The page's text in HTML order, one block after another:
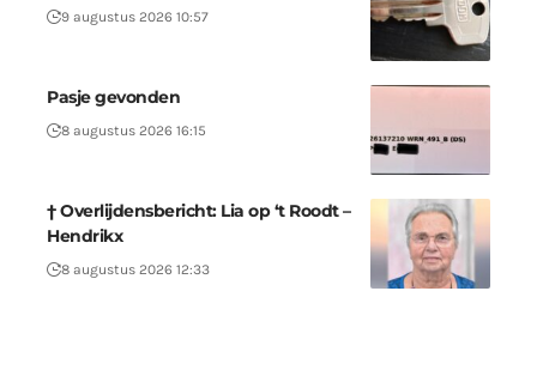
9 augustus 2026 10:57
Pasje gevonden
8 augustus 2026 16:15
† Overlijdensbericht: Lia op ‘t Roodt –
Hendrikx
8 augustus 2026 12:33